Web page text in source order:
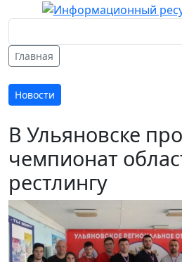
Главная
Новости
В Ульяновске
чемпионат
рестлингу